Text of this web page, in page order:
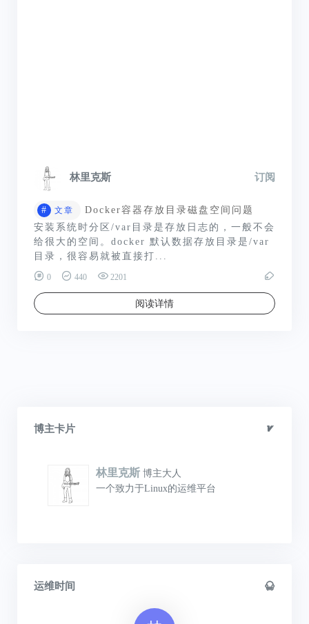
林里克斯 订阅
# 文章
Docker容器存放目录磁盘空间问题
安装系统时分区/var目录是存放日志的，一般不会
给很大的空间。docker 默认数据存放目录是/var
目录，很容易就被直接打...
0 440 2201
阅读详情
博主卡片
林里克斯 博主大人
一个致力于Linux的运维平台
运维时间